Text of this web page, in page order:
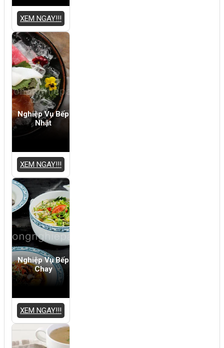
XEM NGAY!!!
Nghiệp Vụ Bếp
Nhật
XEM NGAY!!!
Nghiệp Vụ Bếp
Chay
XEM NGAY!!!